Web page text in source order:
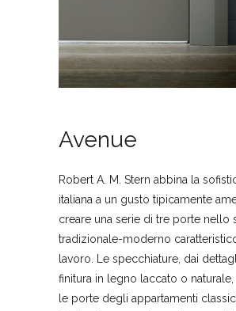
Avenue
Robert A. M. Stern abbina la
italiana a un gusto tipicamente
creare una serie di tre porte nello
tradizionale-moderno
lavoro. Le specchiature, dai
finitura in legno laccato o
le porte degli appartamenti